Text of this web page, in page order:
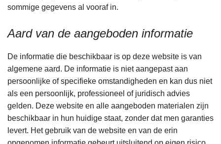
sommige gegevens al vooraf in.
Aard van de aangeboden informatie
De informatie die beschikbaar is op deze website is van
algemene aard. De informatie is niet aangepast aan
persoonlijke of specifieke omstandigheden en kan dus niet
als een persoonlijk, professioneel of juridisch advies
gelden. Deze website en alle aangeboden materialen zijn
beschikbaar in hun huidige staat, zonder dat men garanties
levert. Het gebruik van de website en van de erin